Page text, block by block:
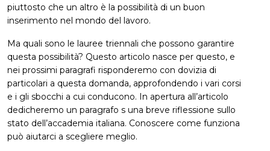
piuttosto che un altro è la possibilità di un buon
inserimento nel mondo del lavoro.
Ma quali sono le lauree triennali che possono garantire
questa possibilità? Questo articolo nasce per questo, e
nei prossimi paragrafi risponderemo con dovizia di
particolari a questa domanda, approfondendo i vari corsi
e i gli sbocchi a cui conducono. In apertura all’articolo
dedicheremo un paragrafo s una breve riflessione sullo
stato dell’accademia italiana. Conoscere come funziona
può aiutarci a scegliere meglio.